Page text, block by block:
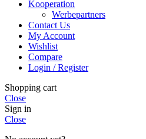
Kooperation
Werbepartners
Contact Us
My Account
Wishlist
Compare
Login / Register
Shopping cart
Close
Sign in
Close